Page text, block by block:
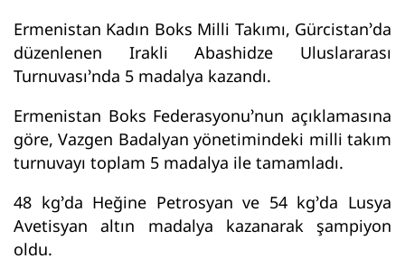
Ermenistan Kadın Boks Milli Takımı, Gürcistan’da
düzenlenen Irakli Abashidze Uluslararası
Turnuvası’nda 5 madalya kazandı.
Ermenistan Boks Federasyonu’nun açıklamasına
göre, Vazgen Badalyan yönetimindeki milli takım
turnuvayı toplam 5 madalya ile tamamladı.
48 kg’da Heğine Petrosyan ve 54 kg’da Lusya
Avetisyan altın madalya kazanarak şampiyon
oldu.